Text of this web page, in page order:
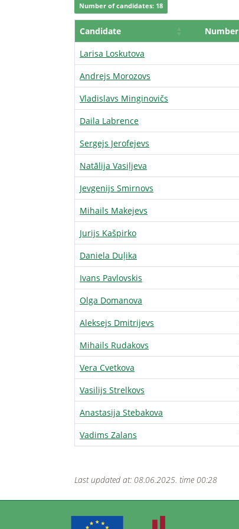
Number of candidates: 18
Candidate Number
Larisa Loskutova
Andrejs Morozovs
Vladislavs Minginovičs
Daila Labrence
Sergejs Jerofejevs
Natālija Vasiļjeva
Jevgenijs Smirnovs
Mihails Makejevs
Jurijs Kašpirko
Daniela Duļika
Ivans Pavlovskis
Olga Domanova
Aleksejs Dmitrijevs
Mihails Rudakovs
Vera Cvetkova
Vasilijs Strelkovs
Anastasija Stebakova
Vadims Zalans
Last updated at: 08.06.2025. time 00:28